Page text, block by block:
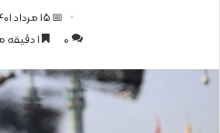
📅 15 مرداد 1401 🕙18:08
0